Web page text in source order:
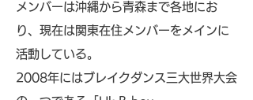
メンバーは沖縄から青森まで各地にお
り、現在は関東在住メンバーをメインに
活動している。
2008年にはブレイクダンス三大世界大会